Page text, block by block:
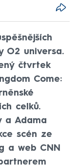
O2 universa.
čtvrtek
Come:
celků.
a Adama
scén ze
a web CNN